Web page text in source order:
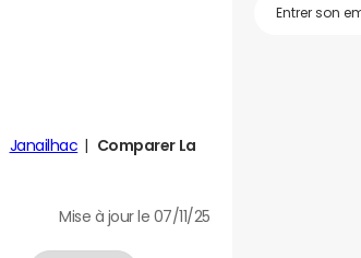
Janailhac
Comparer La
Mise à jour le 07/11/25